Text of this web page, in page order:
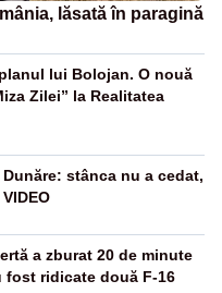
lăsată în paragină
lui Bolojan. O nouă
Zilei” la Realitatea
stânca nu a cedat,
a zburat 20 de minute
fost ridicate două F-16